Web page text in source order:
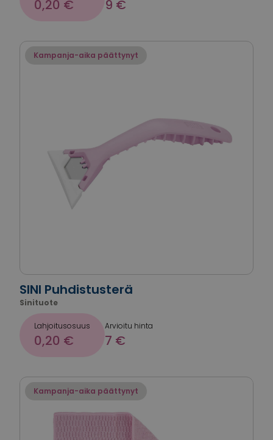
0,20 € 9 €
Kampanja-aika päättynyt
SINI Puhdistusterä
Sinituote
Lahjoitusosuus
0,20 €
Arvioitu hinta
7 €
Kampanja-aika päättynyt